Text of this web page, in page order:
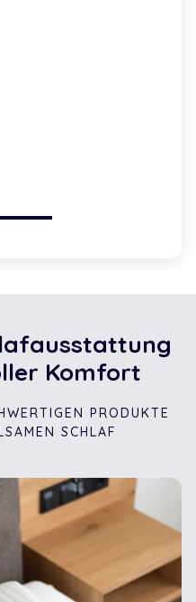
Komfort
PRODUKTE
SCHLAF